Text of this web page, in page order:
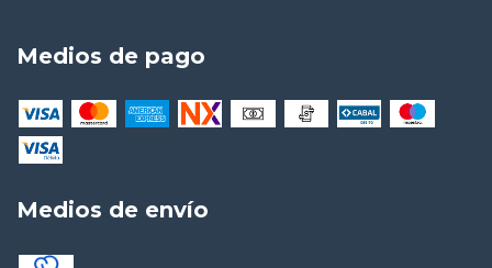
Medios de pago
Medios de envío